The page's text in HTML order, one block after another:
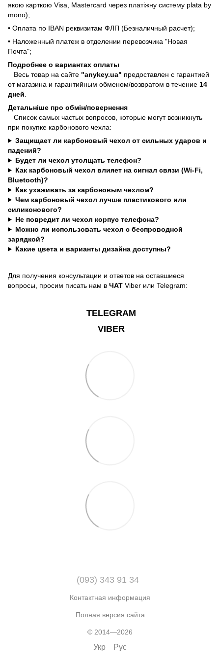
якою карткою Visa, Mastercard через платіжну систему plata by
mono);
• Оплата по IBAN реквизитам ФЛП (Безналичный расчет);
• Наложенный платеж в отделении перевозчика "Новая
Почта";
Подробнее о вариантах оплаты
Весь товар на сайте "anykey.ua" предоставлен с гарантией
от магазина и гарантийным обменом/возвратом в течение 14
дней
Детальніше про обмін/повернення
Список самых частых вопросов, которые могут возникнуть
при покупке карбонового чехла:
Защищает ли карбоновый чехол от сильных ударов и
падений?
Будет ли чехол утолщать телефон?
Как карбоновый чехол влияет на сигнал связи (Wi-Fi,
Bluetooth)?
Как ухаживать за карбоновым чехлом?
Чем карбоновый чехол лучше пластикового или
силиконового?
Не повредит ли чехол корпус телефона?
Можно ли использовать чехол с беспроводной
зарядкой?
Какие цвета и варианты дизайна доступны?
Для получения консультации и ответов на оставшиеся
вопросы, просим писать нам в ЧАТ Viber или Telegram:
TELEGRAM
VIBER
(093) 343 91 34
Контактная информация
Полная версия сайта
© 2014—2026
Укр Рус